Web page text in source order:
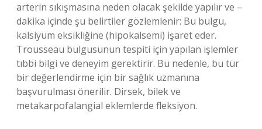
arterin sıkışmasına neden olacak şekilde yapılır ve –
dakika içinde şu belirtiler gözlemlenir: Bu bulgu,
kalsiyum eksikliğine (hipokalsemi) işaret eder.
Trousseau bulgusunun tespiti için yapılan işlemler
tıbbi bilgi ve deneyim gerektirir. Bu nedenle, bu tür
bir değerlendirme için bir sağlık uzmanına
başvurulması önerilir. Dirsek, bilek ve
metakarpofalangial eklemlerde fleksiyon.